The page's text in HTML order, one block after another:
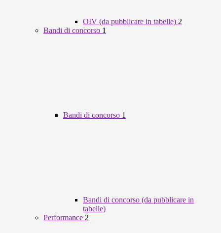
OIV (da pubblicare in tabelle) 2
Bandi di concorso 1
Bandi di concorso 1
Bandi di concorso (da pubblicare in
tabelle)
Performance 2